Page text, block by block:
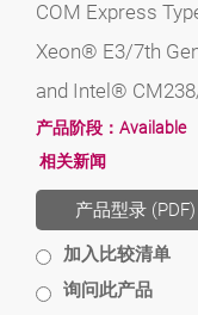
COM Express
Xeon® E3/7th
and Intel®
产品阶段： Available
相关新闻
产品型录 (PDF)
加入比较清单
询问此产品